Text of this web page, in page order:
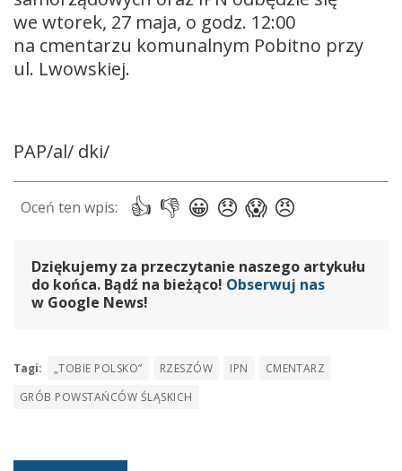
we wtorek, 27 maja, o godz. 12:00
na cmentarzu komunalnym Pobitno przy
ul. Lwowskiej.
PAP/al/ dki/
Dziękujemy za przeczytanie naszego artykułu
do końca. Bądź na bieżąco! Obserwuj nas
w Google News!
Tagi: „TOBIE POLSKO” RZESZÓW IPN
CMENTARZ
GRÓB POWSTAŃCÓW ŚLĄSKICH